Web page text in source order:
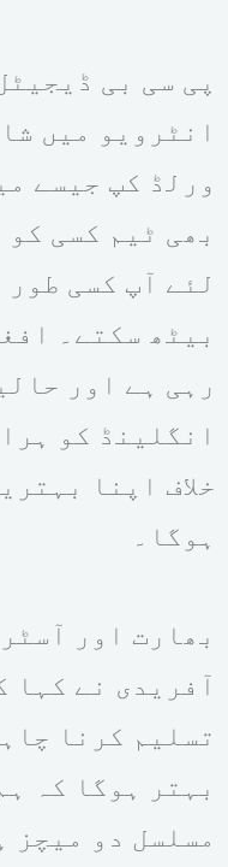
پی سی بی
انٹرویو میں
ورلڈ کپ جیسے
بھی ٹیم کسی
لئے آپ کسی
بیٹھ سکتے۔
رہی ہے اور
انگلینڈ کو
خلاف اپنا
ہوگا۔
بھارت اور
آفریدی نے کہا
تسلیم کرنا
بہتر ہوگا کہ
مسلسل دو میچز